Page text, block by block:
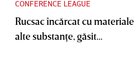
CONFERENCE LEAGUE
Rucsac încărcat cu
alte substanţe, găsit...